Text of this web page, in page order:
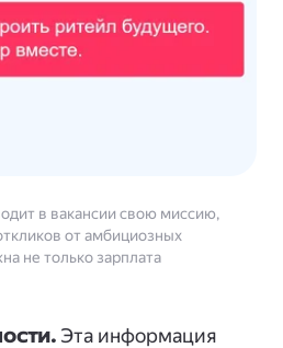
в вакансии свою миссию,
от амбициозных
не только зарплата
Эта информация